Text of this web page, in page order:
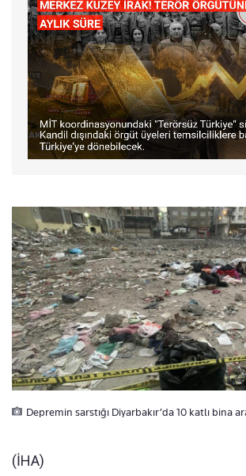
Depremin sarstığı Diyarbakır’da 10 katlı bina
(İHA)